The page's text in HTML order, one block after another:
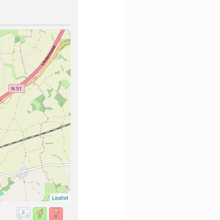
Leaflet
0
0
0